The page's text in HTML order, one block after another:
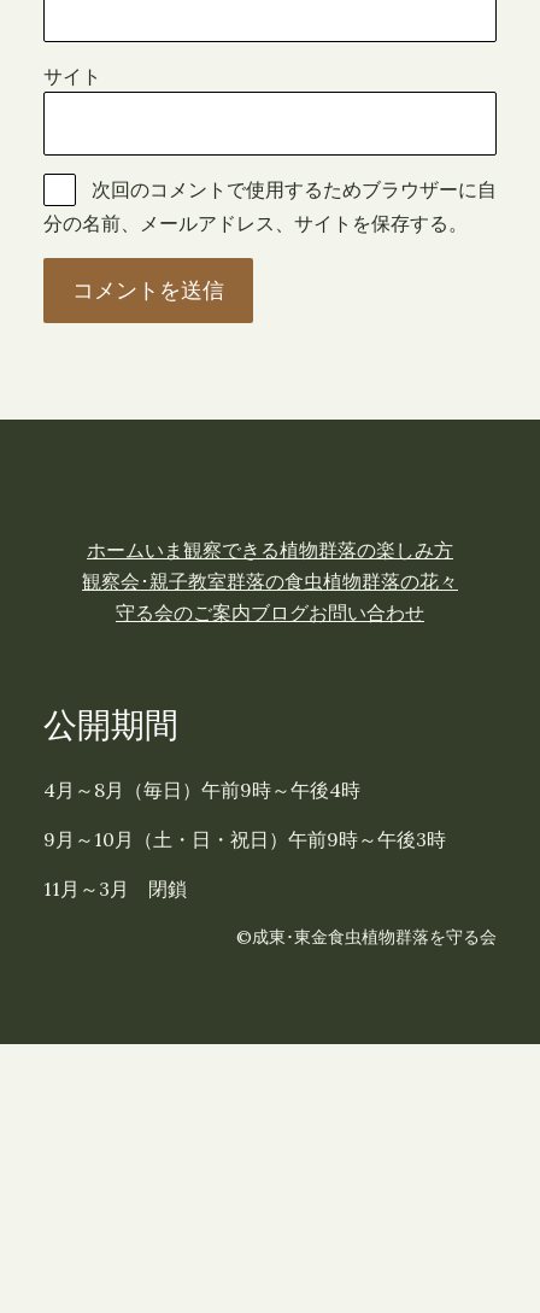
サイト
次回のコメントで使用するためブラウザーに自
分の名前、メールアドレス、サイトを保存する。
ホームいま観察できる植物群落の楽しみ方
観察会･親子教室群落の食虫植物群落の花々
守る会のご案内ブログお問い合わせ
公開期間
4月～8月（毎日）午前9時～午後4時
9月～10月（土・日・祝日）午前9時～午後3時
11月～3月 閉鎖
©成東･東金食虫植物群落を守る会